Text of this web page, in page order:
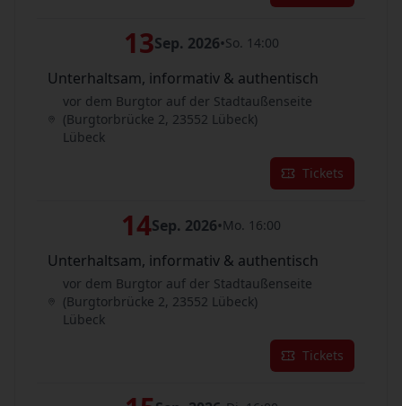
13Sep. 2026•So. 14:00
Unterhaltsam, informativ & authentisch
vor dem Burgtor auf der Stadtaußenseite
(Burgtorbrücke 2, 23552 Lübeck)
Lübeck
Tickets
14Sep. 2026•Mo. 16:00
Unterhaltsam, informativ & authentisch
vor dem Burgtor auf der Stadtaußenseite
(Burgtorbrücke 2, 23552 Lübeck)
Lübeck
Tickets